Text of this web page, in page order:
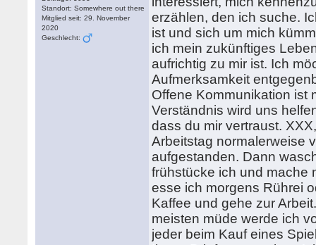
Standort: Somewhere out there
Mitglied seit: 29. November
2020
Geschlecht:
erzählen, den ich suche.
ist und sich um mich
ich mein zukünftiges
aufrichtig zu mir ist. Ich
Aufmerksamkeit
Offene Kommunikation ist
Verständnis wird uns
dass du mir vertraust.
Arbeitstag normalerweise
aufgestanden. Dann
frühstücke ich und mache
esse ich morgens Rührei
Kaffee und gehe zur
meisten müde werde ich
jeder beim Kauf eines